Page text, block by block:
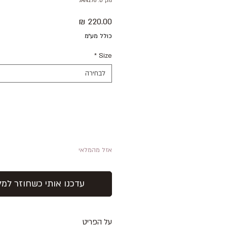
כולל מע״מ
Size
*
לבחירה
אזל מהמלאי
עדכנו אותי כשחוזר
על הפריט